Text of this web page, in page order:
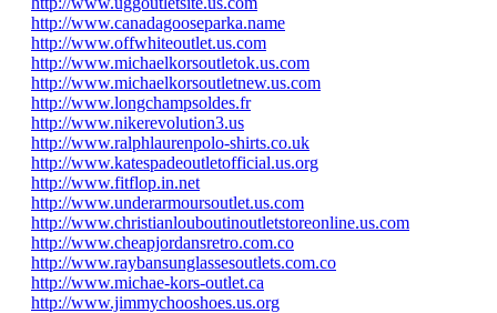
http://www.canadagooseparka.name
http://www.offwhiteoutlet.us.com
http://www.michaelkorsoutletok.us.com
http://www.michaelkorsoutletnew.us.com
http://www.longchampsoldes.fr
http://www.nikerevolution3.us
http://www.ralphlaurenpolo-shirts.co.uk
http://www.katespadeoutletofficial.us.org
http://www.fitflop.in.net
http://www.underarmoursoutlet.us.com
http://www.christianlouboutinoutletstoreonline.us.com
http://www.cheapjordansretro.com.co
http://www.raybansunglassesoutlets.com.co
http://www.michae-kors-outlet.ca
http://www.jimmychooshoes.us.org